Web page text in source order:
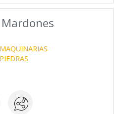
PIEDRAS